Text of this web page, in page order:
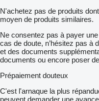
N'achetez pas de produits
moyen de produits similaires.
Ne consentez pas à payer
cas de doute, n’hésitez pas à
et des documents
documents ou encore poser
Prépaiement douteux
C'est l'arnaque la plus
peuvent demander une